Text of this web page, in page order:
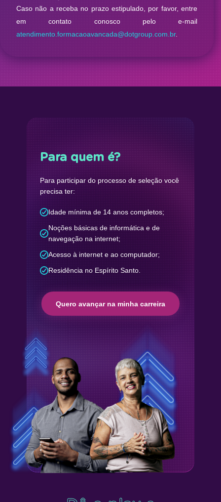
Caso não a receba no prazo estipulado, por favor, entre
em contato conosco pelo e-mail
atendimento.formacaoavancada@dotgroup.com.br.
Sua inscrição não foi confirmada? Clique aqui.
Para quem é?
Para participar do processo de seleção você
precisa ter:
Idade mínima de 14 anos completos;
Noções básicas de informática e de
navegação na internet;
Acesso à internet e ao computador;
Residência no Espírito Santo.
Quero avançar na minha carreira